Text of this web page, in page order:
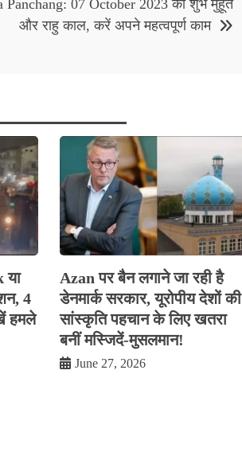
Panchang: 07 October 2023 का शुभ मुहूर्त
और राहु काल, करें अपने महत्वपूर्ण काम
या
4
हमले
Azan पर बैन लगाने जा रही है
डेनमार्क सरकार, यूरोपीय देशों की
सांस्कृति पहचान के लिए खतरा
बनीं मस्जिदें-मुसलमान!
June 27, 2026